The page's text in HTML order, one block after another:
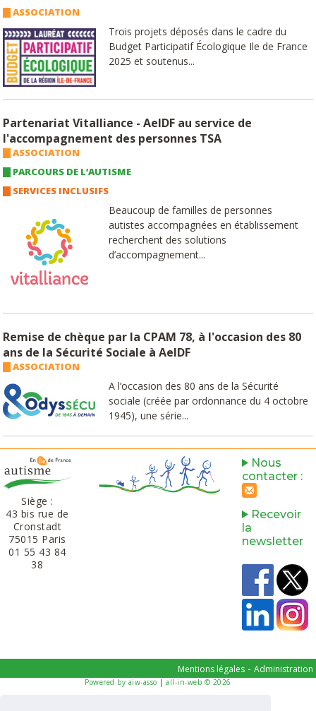
ASSOCIATION
Trois projets déposés dans le cadre du
Budget Participatif Écologique Ile de France
2025 et soutenus...
Partenariat Vitalliance - AeIDF au service de
l'accompagnement des personnes TSA
ASSOCIATION
PARCOURS DE L’AUTISME
SERVICES INCLUSIFS
Beaucoup de familles de personnes
autistes accompagnées en établissement
recherchent des solutions
d’accompagnement...
Remise de chèque par la CPAM 78, à l'occasion des 80
ans de la Sécurité Sociale à AeIDF
ASSOCIATION
A l’occasion des 80 ans de la Sécurité
sociale (créée par ordonnance du 4 octobre
1945), une série...
Siège :
43 bis rue de
Cronstadt
75015 Paris
01 55 43 84
38‬​
Nous
contacter :
Recevoir
la
newsletter
Mentions légales- Administration
Powered by aiw-asso |all-in-web © 2026